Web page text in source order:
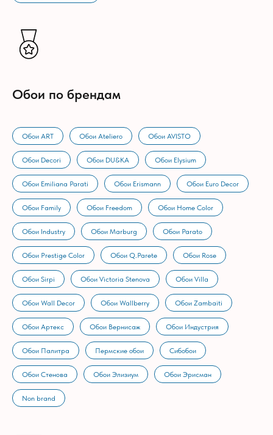
Обои по брендам
Обои ART Обои Ateliero Обои AVISTO
Обои Decori Обои DU&KA Обои Elysium
Обои Emiliana Parati Обои Erismann Обои Euro Decor
Обои Family Обои Freedom Обои Home Color
Обои Industry Обои Marburg Обои Parato
Обои Prestige Color Обои Q.Parete Обои Rose
Обои Sirpi Обои Victoria Stenova Обои Villa
Обои Wall Decor Обои Wallberry Обои Zambaiti
Обои Артекс Обои Вернисаж Обои Индустрия
Обои Палитра Пермские обои Сибобои
Обои Стенова Обои Элизиум Обои Эрисман
Non brand